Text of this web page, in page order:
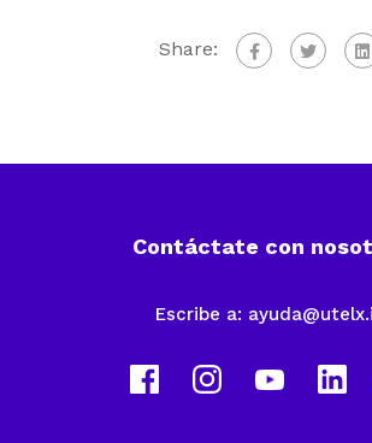
Share:
Contáctate con
Escribe a: